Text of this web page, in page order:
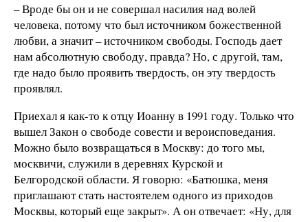
– Вроде бы он и не совершал насилия над волей
человека, потому что был источником божественной
любви, а значит – источником свободы. Господь дает
нам абсолютную свободу, правда? Но, с другой, там,
где надо было проявить твердость, он эту твердость
проявлял.
Приехал я как-то к отцу Иоанну в 1991 году. Только что
вышел Закон о свободе совести и вероисповедания.
Можно было возвращаться в Москву: до того мы,
москвичи, служили в деревнях Курской и
Белгородской области. Я говорю: «Батюшка, меня
приглашают стать настоятелем одного из приходов
Москвы, который еще закрыт». А он отвечает: «Ну, для